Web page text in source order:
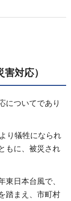
対応）
についてであり
り犠牲になられ
もに、被災され
東日本台風で、
踏まえ、市町村